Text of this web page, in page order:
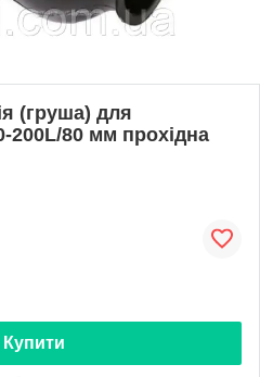
(груша) для
200L/80 мм прохідна
Купити